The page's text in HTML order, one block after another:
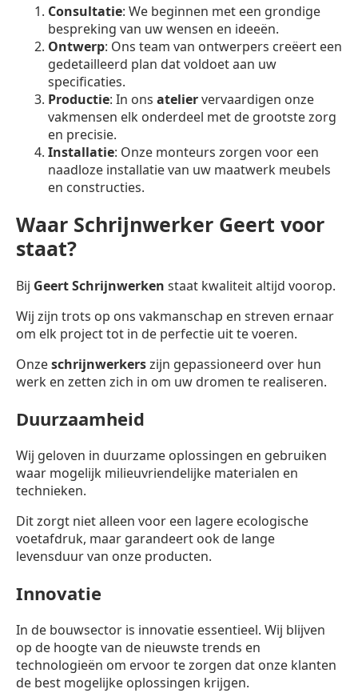
Consultatie: We beginnen met een grondige
bespreking van uw wensen en ideeën.
Ontwerp: Ons team van ontwerpers creëert een
gedetailleerd plan dat voldoet aan uw
specificaties.
Productie: In ons ateliervervaardigen onze
vakmensen elk onderdeel met de grootste zorg
en precisie.
Installatie: Onze monteurs zorgen voor een
naadloze installatie van uw maatwerk meubels
en constructies.
Waar Schrijnwerker Geert voor
staat?
Bij Geert Schrijnwerken staat kwaliteit altijd voorop.
Wij zijn trots op ons vakmanschap en streven ernaar
om elk project tot in de perfectie uit te voeren.
Onzeschrijnwerkerszijn gepassioneerd over hun
werk en zetten zich in om uw dromen te realiseren.
Duurzaamheid
Wij geloven in duurzame oplossingen en gebruiken
waar mogelijk milieuvriendelijke materialen en
technieken.
Dit zorgt niet alleen voor een lagere ecologische
voetafdruk, maar garandeert ook de lange
levensduur van onze producten.
Innovatie
In de bouwsector is innovatie essentieel. Wij blijven
op de hoogte van de nieuwste trends en
technologieën om ervoor te zorgen dat onze klanten
de best mogelijke oplossingen krijgen.